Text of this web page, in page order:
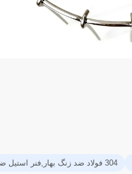
304 فولاد ضد زنگ بهار,فنر استیل ضد زنگ 0.5 میلی‌متری,فنر کششی بزرگ سفارشی